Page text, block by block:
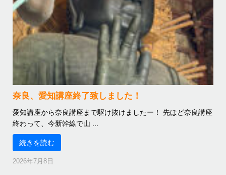
奈良、愛知講座終了致しました！
愛知講座から奈良講座まで駆け抜けましたー！ 先ほど奈良講座
終わって、今新幹線で山 ...
続きを読む
2026年7月8日